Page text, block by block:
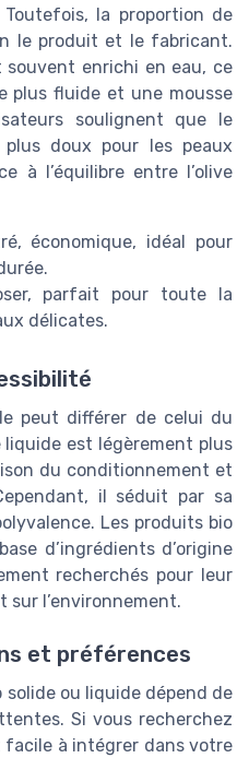
la proportion de
le produit et le fabricant.
souvent enrichi en eau, ce
plus fluide et une mousse
soulignent que le
doux pour les peaux
à l’équilibre entre l’olive
économique, idéal pour
parfait pour toute la
délicates.
peut différer de celui du
liquide est légèrement plus
du conditionnement et
il séduit par sa
Les produits bio
d’ingrédients d’origine
recherchés pour leur
l’environnement.
et préférences
solide ou liquide dépend de
Si vous recherchez
à intégrer dans votre